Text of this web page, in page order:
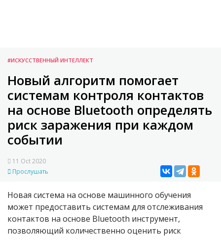
#ИСКУССТВЕННЫЙ ИНТЕЛЛЕКТ
Новый алгоритм помогает
системам контроля контактов
на основе Bluetooth определять
риск заражения при каждом
событии
11 Oct 2020
Прослушать
Новая система на основе машинного обучения
может предоставить системам для отслеживания
контактов на основе Bluetooth инструмент,
позволяющий количественно оценить риск